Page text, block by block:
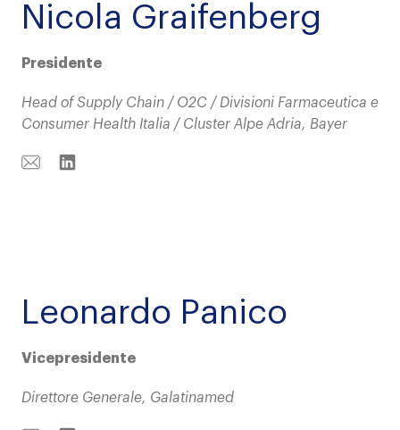
Nicola Graifenberg
Presidente
Head of Supply Chain / O2C / Divisioni Farmaceutica e
Consumer Health Italia / Cluster Alpe Adria, Bayer
Leonardo Panico
Vicepresidente
Direttore Generale, Galatinamed